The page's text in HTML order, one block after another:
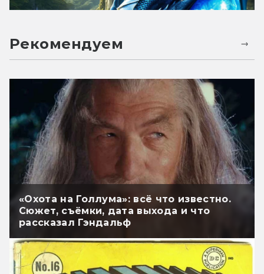
Рекомендуем
«Охота на Голлума»: всё что известно.
Сюжет, съёмки, дата выхода и что
рассказал Гэндальф